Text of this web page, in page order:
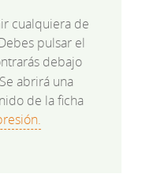
cualquiera de
pulsar el
debajo
abrirá una
de la ficha